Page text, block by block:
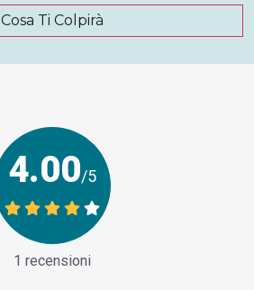
Cosa Ti Colpirà
4.00/5
1 recensioni